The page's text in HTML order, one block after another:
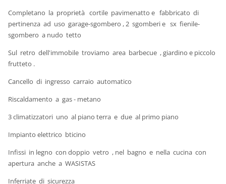
Completano la proprietà cortile pavimenatto e fabbricato di
pertinenza ad uso garage-sgombero , 2 sgomberi e sx fienile-
sgombero a nudo tetto
Sul retro dell'immobile troviamo area barbecue , giardino e piccolo
frutteto .
Cancello di ingresso carraio automatico
Riscaldamento a gas - metano
3 climatizzatori uno al piano terra e due al primo piano
Impianto elettrico bticino
Infissi in legno con doppio vetro , nel bagno e nella cucina con
apertura anche a WASISTAS
Inferriate di sicurezza